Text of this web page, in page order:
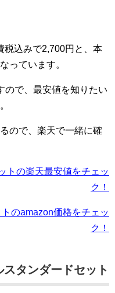
税込みで2,700円と、本
っています。
ので、最安値を知りたい
ので、楽天で一緒に確
トの楽天最安値をチェッ
ク！
のamazon価格をチェッ
ク！
タンダードセット